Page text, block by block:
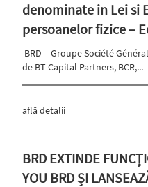
denominate in Lei si
persoanelor fizice –
BRD – Groupe Société
de BT Capital Partners, BCR,...
află detalii
BRD EXTINDE
YOU BRD ȘI